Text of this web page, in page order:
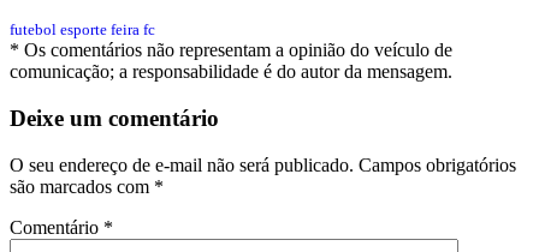
futebol esporte feira fc
* Os comentários não representam a opinião do veículo de
comunicação; a responsabilidade é do autor da mensagem.
Deixe um comentário
O seu endereço de e-mail não será publicado. Campos obrigatórios
são marcados com *
Comentário *